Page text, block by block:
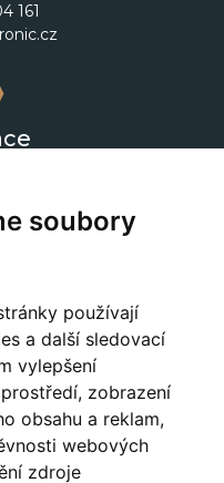
soubory
používají
a další sledovací
vylepšení
zobrazení
obsahu a reklam,
webových
zdroje
161
se dovozem a
i stylového nábytku